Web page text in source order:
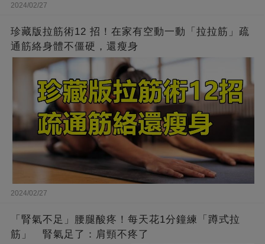
2024/02/27
珍藏版拉筋術12 招！在家有空動一動「拉拉筋」疏
通筋絡身體不僵硬，還瘦身
2024/02/27
「腎氣不足」腰腿酸疼！每天花1分鐘練「蹲式拉
筋」 腎氣足了：肩頸不疼了